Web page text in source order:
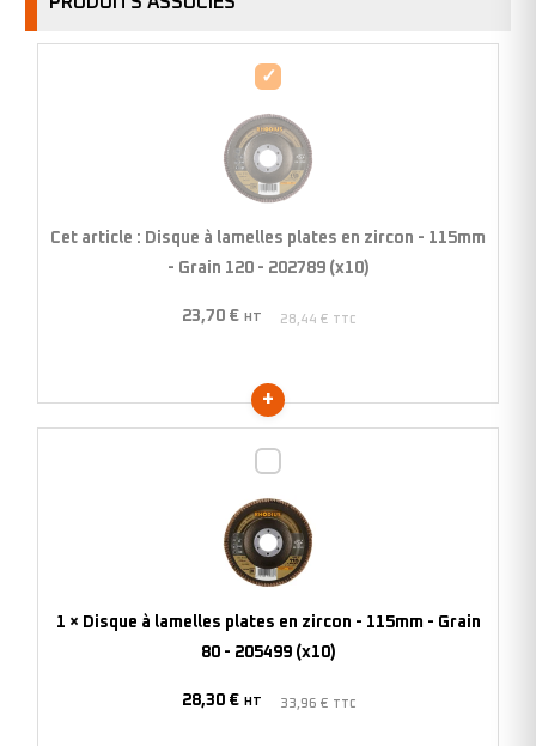
Disque
lamelles
plates
en
-
Cet article : Disque à lamelles plates en zircon - 115mm
- Grain 120 - 202789 (x10)
23,70 € HT 28,44 € TTC
lamelles
plates
en
-
1 × Disque à lamelles plates en zircon - 115mm - Grain
80 - 205499 (x10)
28,30 € HT 33,96 € TTC